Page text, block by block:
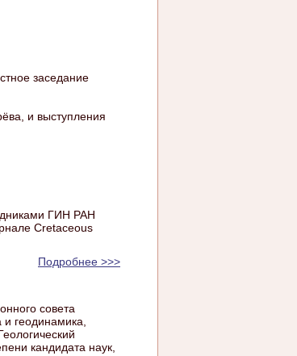
заседание
и выступления
ГИН РАН
Cretaceous
Подробнее >>>
совета
геодинамика,
кандидата наук,